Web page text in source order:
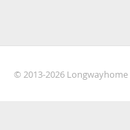
© 2013-2026 Longwayhome